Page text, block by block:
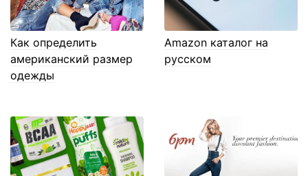
Как определить
американский размер
одежды
Amazon каталог на
русском